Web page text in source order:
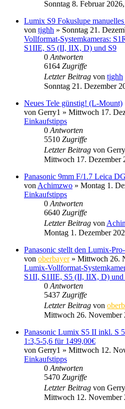
Sonntag 8. Februar
Lumix S9 Fokuslupe
von tjghh » Sonntag 21.
Vollformat-Systemkameras:
S1IIE, S5 (II, IIX, D) und S9
0 Antworten
6164 Zugriffe
Letzter Beitrag von tjghh
Sonntag 21. Dezember
Neues Tele günstig! (L-Mount)
von Gerry1 » Mittwoch 17.
Einkaufstipps
0 Antworten
5510 Zugriffe
Letzter Beitrag von
Mittwoch 17. Dezember
Panasonic 9mm F/1.7 Leica
von Achimzwo » Montag 1.
Einkaufstipps
0 Antworten
6640 Zugriffe
Letzter Beitrag von
Montag 1. Dezember
Panasonic stellt den Lumix-
von oberbayer» Mittwoch 26.
Lumix-Vollformat-
S1II, S1IIE, S5 (II, IIX, D) und
0 Antworten
5437 Zugriffe
Letzter Beitrag von
Mittwoch 26. November
Panasonic Lumix S5 II inkl. S
1:3,5-5,6 für 1499,00€
von Gerry1 » Mittwoch 12.
Einkaufstipps
0 Antworten
5470 Zugriffe
Letzter Beitrag von
Mittwoch 12. November